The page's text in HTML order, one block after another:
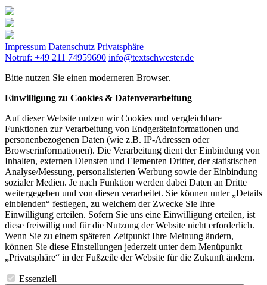
Impressum Datenschutz Privatsphäre
Notruf: +49 211 74959690 info@textschwester.de
Bitte nutzen Sie einen moderneren Browser.
Einwilligung zu Cookies & Datenverarbeitung
Auf dieser Website nutzen wir Cookies und vergleichbare
Funktionen zur Verarbeitung von Endgeräteinformationen und
personenbezogenen Daten (wie z.B. IP-Adressen oder
Browserinformationen). Die Verarbeitung dient der Einbindung von
Inhalten, externen Diensten und Elementen Dritter, der statistischen
Analyse/Messung, personalisierten Werbung sowie der Einbindung
sozialer Medien. Je nach Funktion werden dabei Daten an Dritte
weitergegeben und von diesen verarbeitet. Sie können unter „Details
einblenden“ festlegen, zu welchem der Zwecke Sie Ihre
Einwilligung erteilen. Sofern Sie uns eine Einwilligung erteilen, ist
diese freiwillig und für die Nutzung der Website nicht erforderlich.
Wenn Sie zu einem späteren Zeitpunkt Ihre Meinung ändern,
können Sie diese Einstellungen jederzeit unter dem Menüpunkt
„Privatsphäre“ in der Fußzeile der Website für die Zukunft ändern.
Essenziell